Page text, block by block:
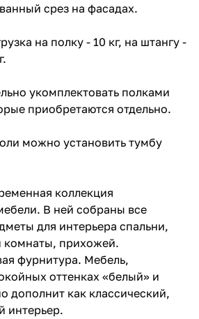
срез на фасадах.
на полку - 10 кг, на штангу -
укомплектовать полками
приобретаются отдельно.
можно установить тумбу
коллекция
В ней собраны все
для интерьера спальни,
комнаты, прихожей.
фурнитура. Мебель,
оттенках «белый» и
дополнит как классический,
интерьер.